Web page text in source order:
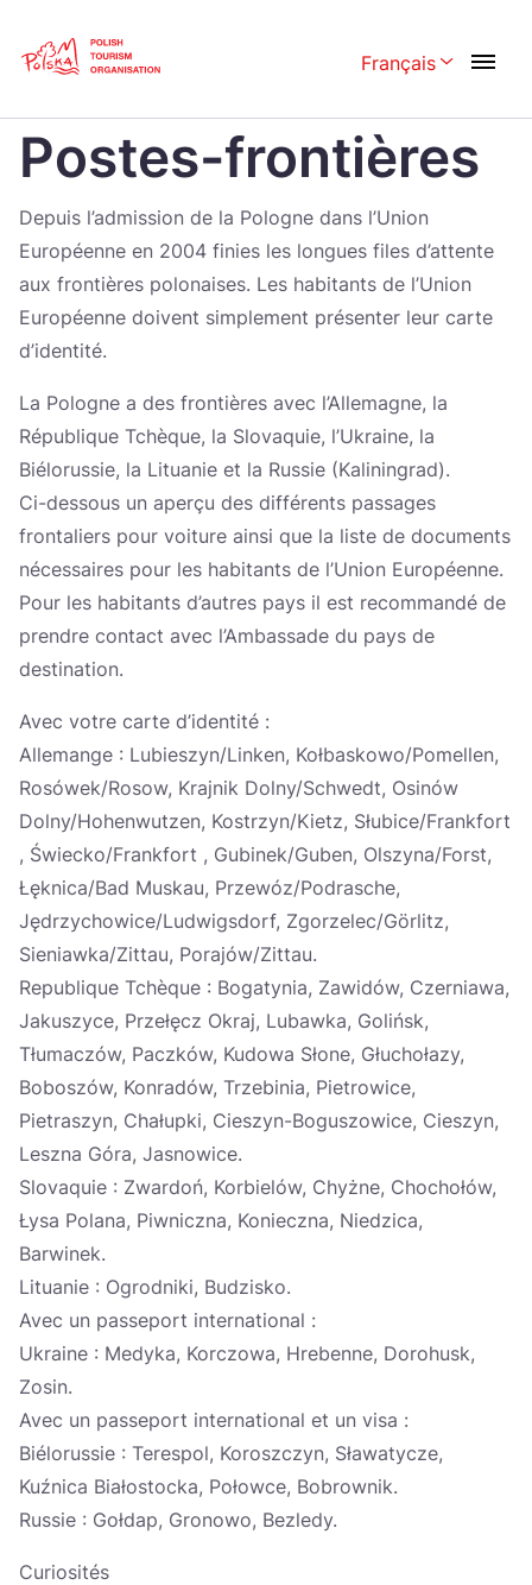
Français
Polski English
Dansk Deutsch
Español Français
Italiano
Nederlands
Português Norsk
Україна
Zamknij
Postes-frontières
Depuis l’admission de la Pologne dans l’Union
Européenne en 2004 finies les longues files d’attente
aux frontières polonaises. Les habitants de l’Union
Européenne doivent simplement présenter leur carte
d’identité.
La Pologne a des frontières avec l’Allemagne, la
République Tchèque, la Slovaquie, l’Ukraine, la
Biélorussie, la Lituanie et la Russie (Kaliningrad).
Ci-dessous un aperçu des différents passages
frontaliers pour voiture ainsi que la liste de documents
nécessaires pour les habitants de l’Union Européenne.
Pour les habitants d’autres pays il est recommandé de
prendre contact avec l’Ambassade du pays de
destination.
Avec votre carte d’identité :
Allemange : Lubieszyn/Linken, Kołbaskowo/Pomellen,
Rosówek/Rosow, Krajnik Dolny/Schwedt, Osinów
Dolny/Hohenwutzen, Kostrzyn/Kietz, Słubice/Frankfort
, Świecko/Frankfort , Gubinek/Guben, Olszyna/Forst,
Łęknica/Bad Muskau, Przewóz/Podrasche,
Jędrzychowice/Ludwigsdorf, Zgorzelec/Görlitz,
Sieniawka/Zittau, Porajów/Zittau.
Republique Tchèque : Bogatynia, Zawidów, Czerniawa,
Jakuszyce, Przełęcz Okraj, Lubawka, Golińsk,
Tłumaczów, Paczków, Kudowa Słone, Głuchołazy,
Boboszów, Konradów, Trzebinia, Pietrowice,
Pietraszyn, Chałupki, Cieszyn-Boguszowice, Cieszyn,
Leszna Góra, Jasnowice.
Slovaquie : Zwardoń, Korbielów, Chyżne, Chochołów,
Łysa Polana, Piwniczna, Konieczna, Niedzica,
Barwinek.
Lituanie : Ogrodniki, Budzisko.
Avec un passeport international :
Ukraine : Medyka, Korczowa, Hrebenne, Dorohusk,
Zosin.
Avec un passeport international et un visa :
Biélorussie : Terespol, Koroszczyn, Sławatycze,
Kuźnica Białostocka, Połowce, Bobrownik.
Russie : Gołdap, Gronowo, Bezledy.
Curiosités